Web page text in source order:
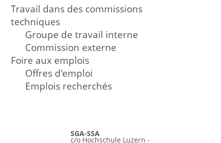
Travail dans des commissions
techniques
Groupe de travail interne
Commission externe
Foire aux emplois
Offres d'emploi
Emplois recherchés
SGA-SSA
c/o Hochschule Luzern -